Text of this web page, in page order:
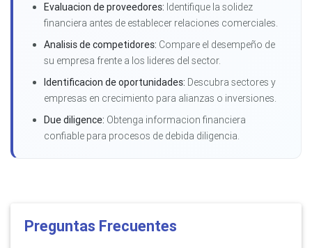
Evaluacion de proveedores: Identifique la solidez
financiera antes de establecer relaciones comerciales.
Analisis de competidores: Compare el desempeño de
su empresa frente a los lideres del sector.
Identificacion de oportunidades: Descubra sectores y
empresas en crecimiento para alianzas o inversiones.
Due diligence: Obtenga informacion financiera
confiable para procesos de debida diligencia.
Preguntas Frecuentes